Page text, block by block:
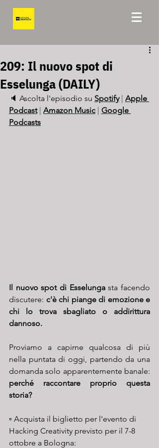
209: Il nuovo spot di
Esselunga (DAILY)
🔈 Ascolta l'episodio su Spotify | Apple
Podcast | Amazon Music | Google
Podcasts
Il nuovo spot di Esselunga sta facendo
discutere: c'è chi piange di emozione e
chi lo trova sbagliato o addirittura
dannoso.
Proviamo a capirne qualcosa di più
nella puntata di oggi, partendo da una
perché raccontare proprio questa
storia?
▫️ Acquista il biglietto per l'evento di
Hacking Creativity previsto per il 7-8
ottobre a Bologna: